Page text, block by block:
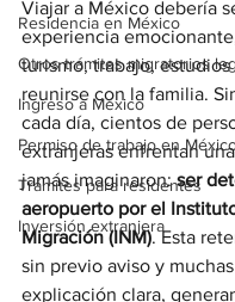
Residencia en México
Otros trámites migratorios
Ingreso a México
Permiso de trabajo en
Trámites para residentes
Inversión extranjera
Viajar a México debería
experiencia
turismo, trabajo, estudios
reunirse con la familia.
cada día, cientos de
extranjeras enfrentan
jamás imaginaron: ser
aeropuerto por el
Migración (INM). Esta
sin previo aviso y
explicación clara,